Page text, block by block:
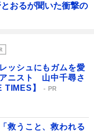
おるが聞いた衝撃の
ッシュにもガムを愛
ニスト 山中千尋さ
TIMES】
PR
救うこと、救われる